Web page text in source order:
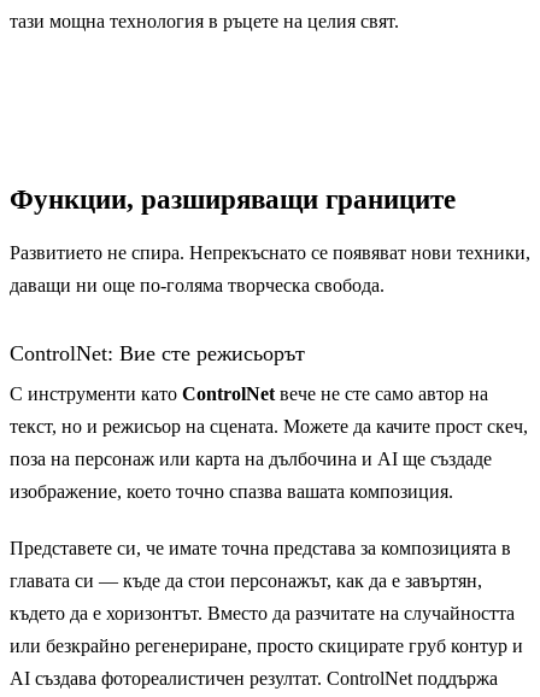
тази мощна технология в ръцете на целия свят.
Функции, разширяващи границите
Развитието не спира. Непрекъснато се появяват нови техники,
даващи ни още по-голяма творческа свобода.
ControlNet: Вие сте режисьорът
С инструменти като ControlNet вече не сте само автор на
текст, но и режисьор на сцената. Можете да качите прост скеч,
поза на персонаж или карта на дълбочина и AI ще създаде
изображение, което точно спазва вашата композиция.
Представете си, че имате точна представа за композицията в
главата си — къде да стои персонажът, как да е завъртян,
където да е хоризонтът. Вместо да разчитате на случайността
или безкрайно регенериране, просто скицирате груб контур и
AI създава фотореалистичен резултат. ControlNet поддържа